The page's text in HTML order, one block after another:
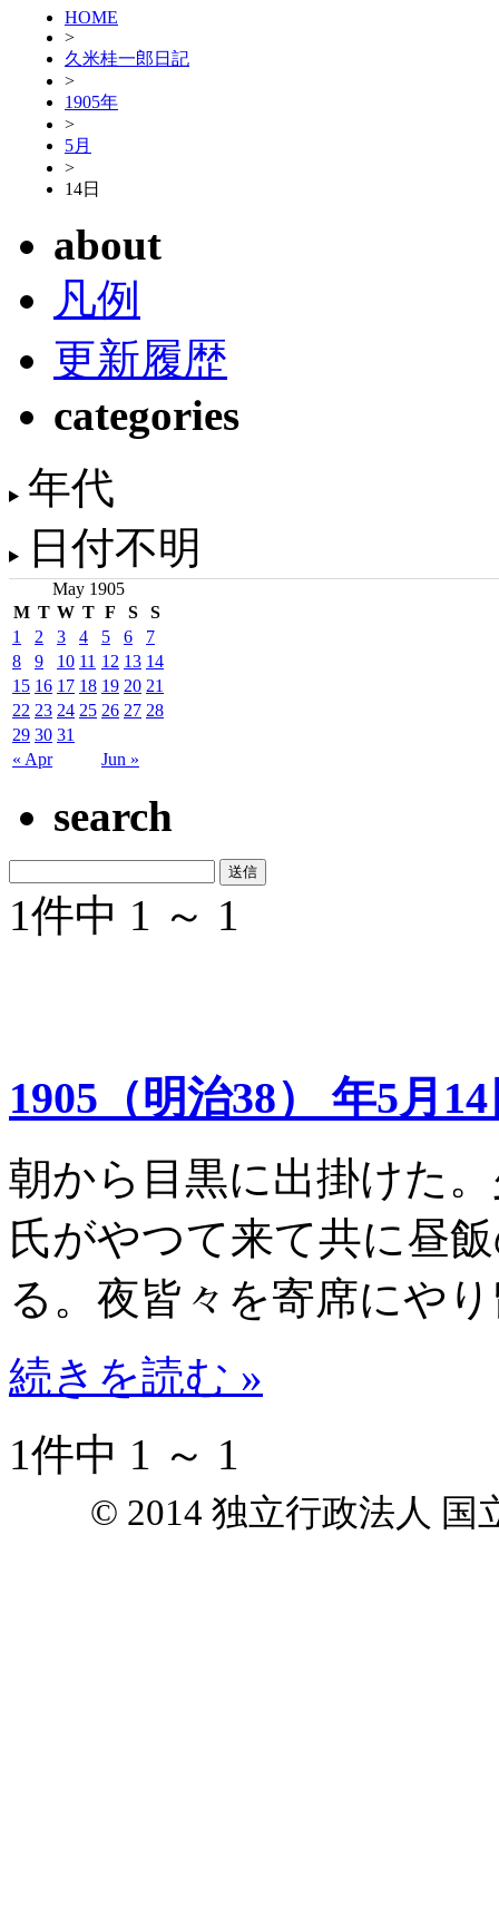
HOME
>
久米桂一郎日記
>
1905年
>
5月
>
14日
about
凡例
更新履歴
categories
年代
日付不明
May 1905
M T W T F S S
« Apr Jun »
1 2 3 4 5 6
7
8
9 10 11 12 13 14
15 16 17 18 19 20 21
22 23 24 25 26 27 28
29 30 31
search
1件中 1 ～ 1
1905（明治38） 年5月
朝から目黒に出掛けた
氏がやつて来て共に昼
る。夜皆々を寄席にや
続きを読む »
1件中 1 ～ 1
© 2014 独立行政法人 国